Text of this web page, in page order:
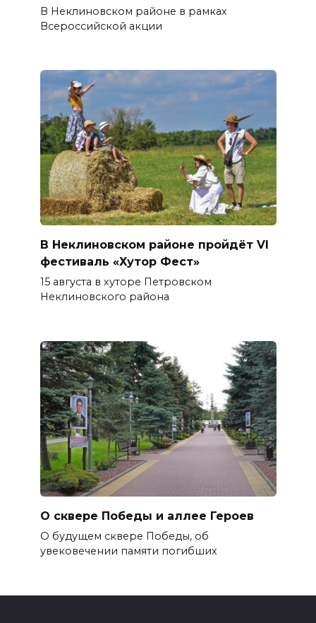
В Неклиновском районе в рамках
Всероссийской акции
В Неклиновском районе пройдёт VI
фестиваль «Хутор Фест»
15 августа в хуторе Петровском
Неклиновского района
О сквере Победы и аллее Героев
О будущем сквере Победы, об
увековечении памяти погибших